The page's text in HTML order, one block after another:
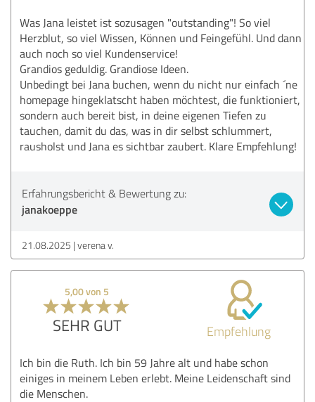
Was Jana leistet ist sozusagen "outstanding"! So viel
Herzblut, so viel Wissen, Können und Feingefühl. Und dann
auch noch so viel Kundenservice!
Grandios geduldig. Grandiose Ideen.
Unbedingt bei Jana buchen, wenn du nicht nur einfach ´ne
homepage hingeklatscht haben möchtest, die funktioniert,
sondern auch bereit bist, in deine eigenen Tiefen zu
tauchen, damit du das, was in dir selbst schlummert,
rausholst und Jana es sichtbar zaubert. Klare Empfehlung!
Erfahrungsbericht & Bewertung zu:
janakoeppe
21.08.2025 verena v.
5,00 von 5
SEHR GUT Empfehlung
Ich bin die Ruth. Ich bin 59 Jahre alt und habe schon
einiges in meinem Leben erlebt. Meine Leidenschaft sind
die Menschen.